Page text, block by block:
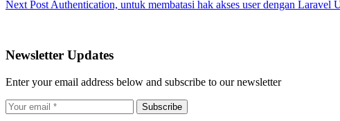
Next Post Authentication, untuk membatasi hak akses user dengan Laravel
Newsletter Updates
Enter your email address below and subscribe to our newsletter
Subscribe